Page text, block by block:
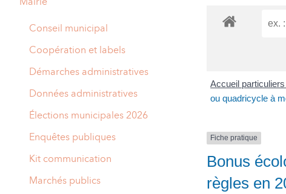
Accueil particuliers
ou quadricycle à
Fiche pratique
Bonus
règles en
Conseil municipal
Coopération et labels
Démarches administratives
Données administratives
Élections municipales 2026
Enquêtes publiques
Kit communication
Marchés publics